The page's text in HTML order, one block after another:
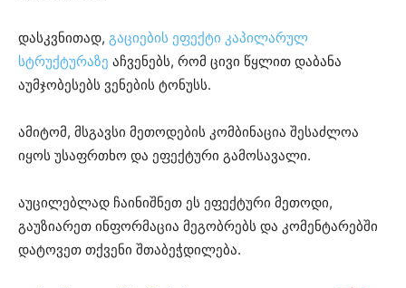
დასკვნითად, გაციების ეფექტი კაპილარულ
სტრუქტურაზე აჩვენებს, რომ ცივი წყლით დაბანა
აუმჯობესებს ვენების ტონუსს.
ამიტომ, მსგავსი მეთოდების კომბინაცია შესაძლოა
იყოს უსაფრთხო და ეფექტური გამოსავალი.
აუცილებლად ჩაინიშნეთ ეს ეფექტური მეთოდი,
გაუზიარეთ ინფორმაცია მეგობრებს და კომენტარებში
დატოვეთ თქვენი შთაბეჭდილება.